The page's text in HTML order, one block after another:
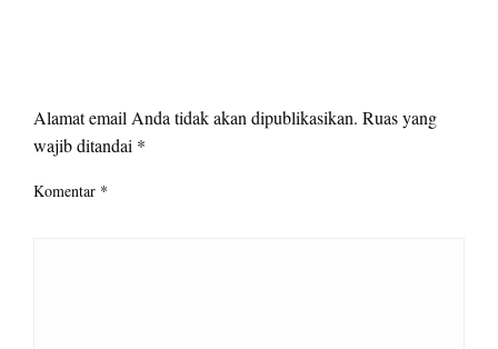
Alamat email Anda tidak akan dipublikasikan. Ruas yang
wajib ditandai *
Komentar *